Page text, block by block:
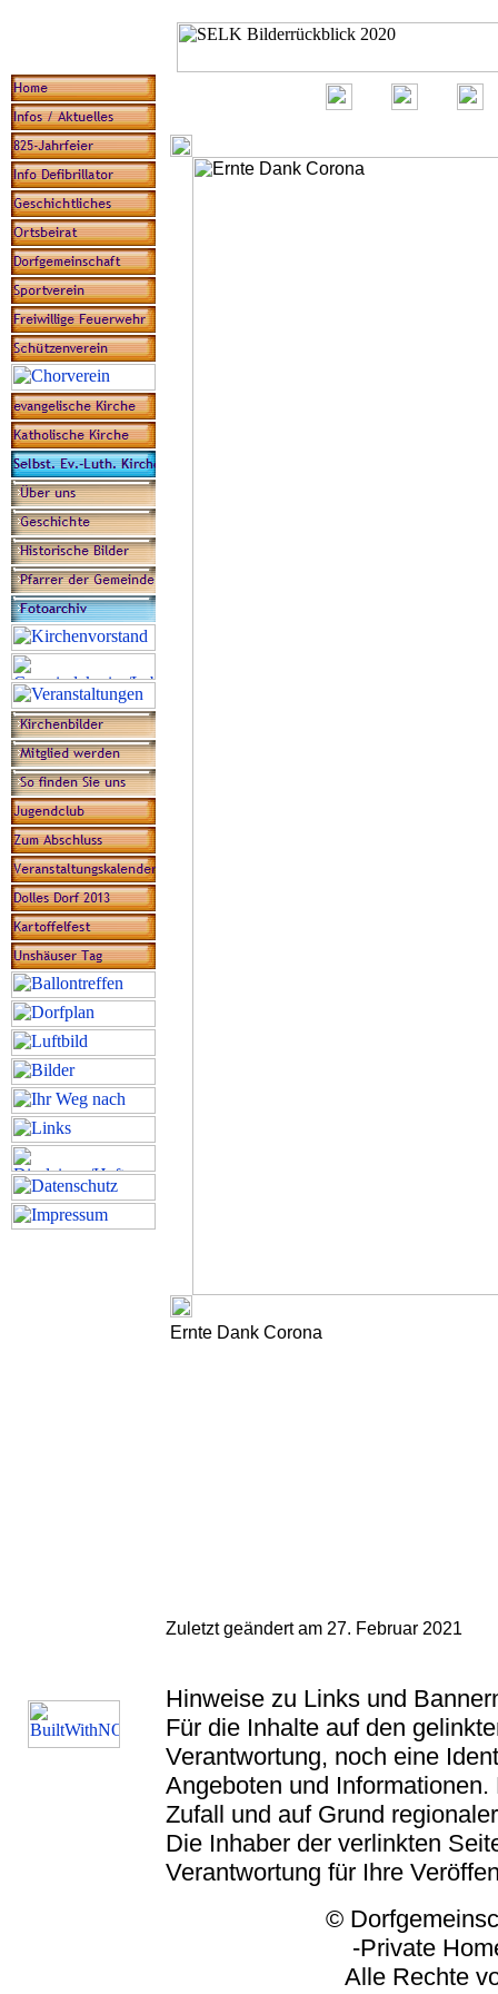
Ernte Dank Corona
Zuletzt geändert am 27. Februar 2021
Hinweise zu Links und
Für die Inhalte auf den
Verantwortung, noch eine
Angeboten und
Zufall und auf Grund
Die Inhaber der verlinkten
Verantwortung für Ihre
© Dorfgemeinschaft
-Private
Alle Rechte